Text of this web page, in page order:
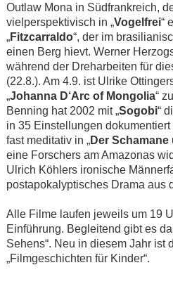
Outlaw Mona in Südfrankreich,
vielperspektivisch in „Vogelfrei“
„Fitzcarraldo“, der im
einen Berg hievt. Werner
während der Dreharbeiten für
(22.8.). Am 4.9. ist Ulrike
„Johanna D‘Arc of Mongolia“
Benning hat 2002 mit „Sogobi“
in 35 Einstellungen
fast meditativ in „Der
eine Forschers am Amazonas
Ulrich Köhlers ironische
postapokalyptisches Drama aus
Alle Filme laufen jeweils um 19
Einführung. Begleitend gibt es
Sehens“. Neu in diesem Jahr ist
„Filmgeschichten für Kinder“.